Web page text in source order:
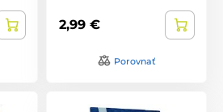
2,99 €
Porovnať